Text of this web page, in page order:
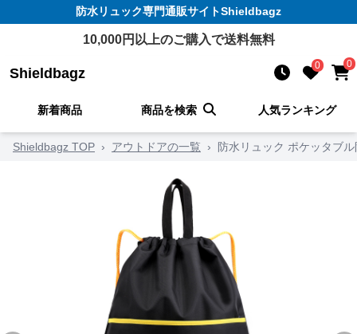
防水リュック専門通販サイトShieldbagz
10,000円以上のご購入で送料無料
Shieldbagz 0 0
新着商品 商品を検索 人気ランキング
Shieldbagz TOP › アウトドアの一覧 › 防水リュック ポケッタブ